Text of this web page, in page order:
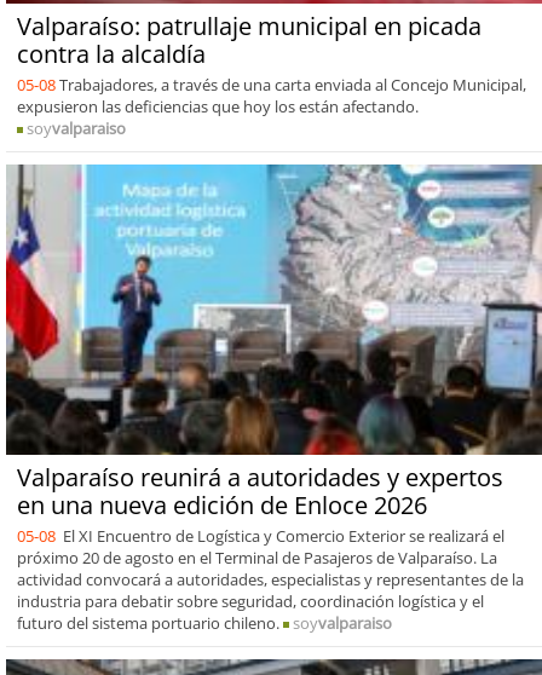
Valparaíso: patrullaje municipal en picada
contra la alcaldía
05-08Trabajadores, a través de una carta enviada al Concejo Municipal,
expusieron las deficiencias que hoy los están afectando.
soyvalparaiso
Valparaíso reunirá a autoridades y expertos
en una nueva edición de Enloce 2026
05-08 El XI Encuentro de Logística y Comercio Exterior se realizará el
próximo 20 de agosto en el Terminal de Pasajeros de Valparaíso. La
actividad convocará a autoridades, especialistas y representantes de la
industria para debatir sobre seguridad, coordinación logística y el
futuro del sistema portuario chileno.
soyvalparaiso